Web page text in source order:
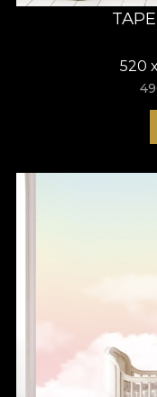
520